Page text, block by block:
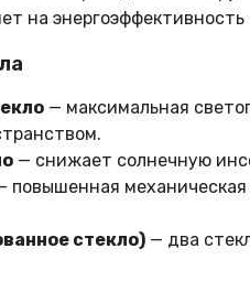
на
— максимальная
— снижает солнечную
повышенная
стекло) — два